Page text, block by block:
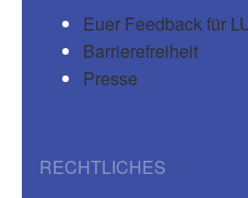
Euer Feedback für
Barrierefreiheit
Presse
RECHTLICHES